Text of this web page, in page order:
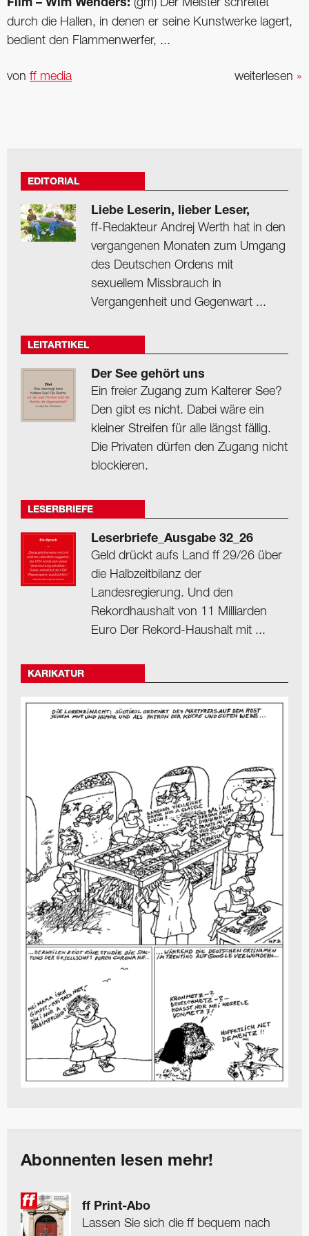
Film – Wim Wenders: (gm) Der Meister schreitet
durch die Hallen, in denen er seine Kunstwerke lagert,
bedient den Flammenwerfer, ...
weiterlesen »
von ff media
EDITORIAL
Liebe Leserin, lieber Leser,
ff-Redakteur Andrej Werth hat in den
vergangenen Monaten zum Umgang
des Deutschen Ordens mit
sexuellem Missbrauch in
Vergangenheit und Gegenwart ...
LEITARTIKEL
Der See gehört uns
Ein freier Zugang zum Kalterer See?
Den gibt es nicht. Dabei wäre ein
kleiner Streifen für alle längst fällig.
Die Privaten dürfen den Zugang nicht
blockieren.
LESERBRIEFE
Leserbriefe_Ausgabe 32_26
Geld drückt aufs Land ff 29/26 über
die Halbzeitbilanz der
Landesregierung. Und den
Rekordhaushalt von 11 Milliarden
Euro Der Rekord-Haushalt mit ...
KARIKATUR
Abonnenten lesen mehr!
ff Print-Abo
Lassen Sie sich die ff bequem nach